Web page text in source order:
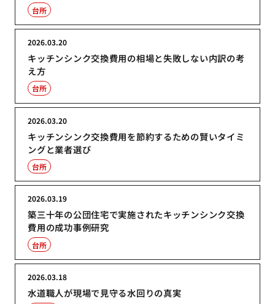
台所
キッチンシンク交換費用の相場と失敗しない内訳の考
え方
2026.03.20
台所
キッチンシンク交換費用を節約するための賢いタイミ
ングと業者選び
2026.03.20
台所
築三十年の公団住宅で実施されたキッチンシンク交換
費用の成功事例研究
2026.03.19
台所
水道職人が現場で見守る水回りの真実
2026.03.18